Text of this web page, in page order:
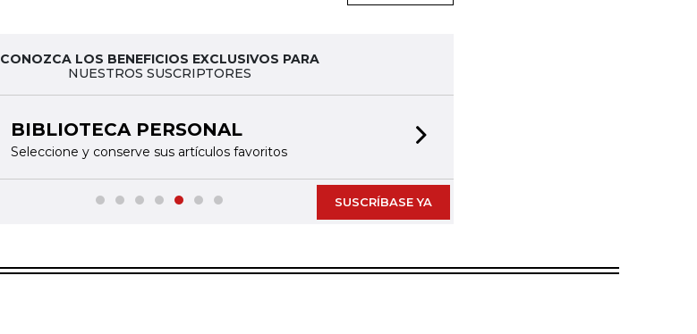
CONOZCA LOS BENEFICIOS EXCLUSIVOS PARA
NUESTROS SUSCRIPTORES
BIBLIOTECA PERSONAL
Seleccione y conserve sus artículos favoritos
SUSCRÍBASE YA